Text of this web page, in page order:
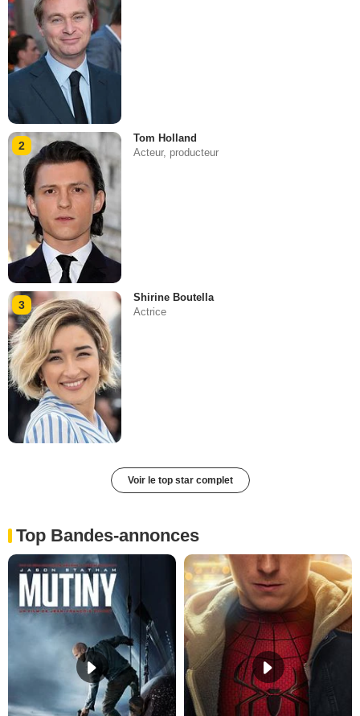
2
Tom Holland
Acteur, producteur
3
Shirine Boutella
Actrice
Voir le top star complet
Top Bandes-annonces